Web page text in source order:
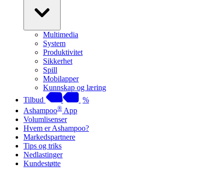
Multimedia
System
Produktivitet
Sikkerhet
Spill
Mobilapper
Kunnskap og læring
Tilbud
%
Ashampoo® App
Volumlisenser
Hvem er Ashampoo?
Markedspartnere
Tips og triks
Nedlastinger
Kundestøtte